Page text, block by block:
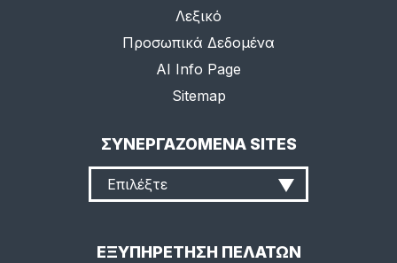
Λεξικό
Προσωπικά Δεδομένα
AI Info Page
Sitemap
ΣΥΝΕΡΓΑΖΟΜΕΝΑ SITES
Επιλέξτε
ΕΞΥΠΗΡΕΤΗΣΗ ΠΕΛΑΤΩΝ